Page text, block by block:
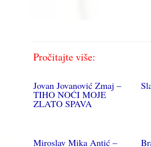
Pročitajte više:
Jovan Jovanović Zmaj –
TIHO NOĆI MOJE
ZLATO SPAVA
Miroslav Mika Antić –